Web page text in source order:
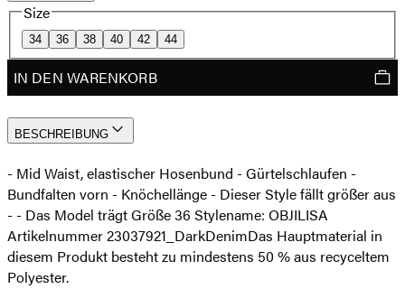
Size
34 36 38 40 42 44
IN DEN WARENKORB
BESCHREIBUNG
- Mid Waist, elastischer Hosenbund - Gürtelschlaufen -
Bundfalten vorn - Knöchellänge - Dieser Style fällt größer aus
- - Das Model trägt Größe 36 Stylename: OBJILISA
Artikelnummer 23037921_DarkDenimDas Hauptmaterial in
diesem Produkt besteht zu mindestens 50 % aus recyceltem
Polyester.